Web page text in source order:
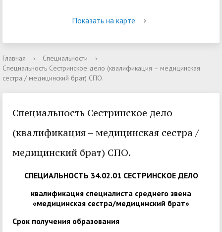
Показать на карте
Главная › Специальности
›
Специальность Сестринское дело (квалификация – медицинская
сестра / медицинский брат) СПО.
Специальность Сестринское дело
(квалификация – медицинская сестра /
медицинский брат) СПО.
СПЕЦИАЛЬНОСТЬ 34.02.01 СЕСТРИНСКОЕ ДЕЛО
квалификация специалиста среднего звена
«медицинская сестра/медицинский брат»
Срок получения образования